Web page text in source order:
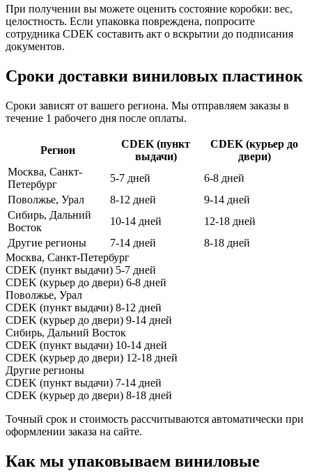
При получении вы можете оценить состояние коробки: вес,
целостность. Если упаковка повреждена, попросите
сотрудника CDEK составить акт о вскрытии до подписания
документов.
Сроки доставки виниловых пластинок
Сроки зависят от вашего региона. Мы отправляем заказы в
течение 1 рабочего дня после оплаты.
Регион
CDEK (пункт
выдачи)
CDEK (курьер до
двери)
Москва, Санкт-
Петербург
5-7 дней
6-8 дней
Поволжье, Урал
8-12 дней
9-14 дней
Сибирь, Дальний
Восток
10-14 дней
12-18 дней
Другие регионы
7-14 дней
8-18 дней
Москва, Санкт-Петербург
CDEK (пункт выдачи) 5-7 дней
CDEK (курьер до двери) 6-8 дней
Поволжье, Урал
CDEK (пункт выдачи) 8-12 дней
CDEK (курьер до двери) 9-14 дней
Сибирь, Дальний Восток
CDEK (пункт выдачи) 10-14 дней
CDEK (курьер до двери) 12-18 дней
Другие регионы
CDEK (пункт выдачи) 7-14 дней
CDEK (курьер до двери) 8-18 дней
Точный срок и стоимость рассчитываются автоматически при
оформлении заказа на сайте.
Как мы упаковываем виниловые